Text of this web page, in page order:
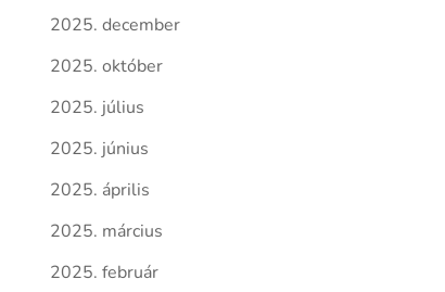
2025. december
2025. október
2025. július
2025. június
2025. április
2025. március
2025. február